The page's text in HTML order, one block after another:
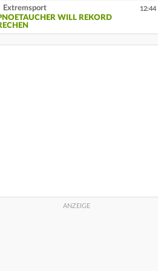
Extremsport
WILL REKORD
12:44